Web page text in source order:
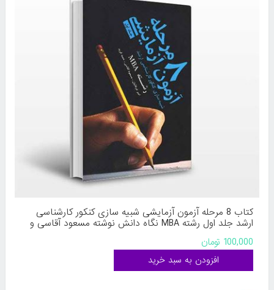
کتاب 8 مرحله آزمون آزمایشی شبیه سازی کنکور کارشناسی
ارشد جلد اول رشته MBA نگاه دانش نوشته مسعود آقاسی و
100,000 تومان